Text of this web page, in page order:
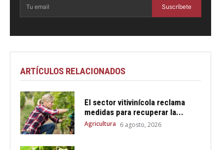
Suscríbete
ARTÍCULOS RELACIONADOS
El sector vitivinícola reclama
medidas para recuperar la...
Agricultura 6 agosto, 2026